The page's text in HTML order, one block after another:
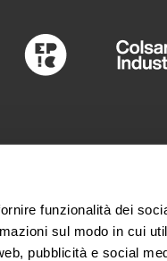
funzionalità dei
sul modo in cui
pubblicità e social